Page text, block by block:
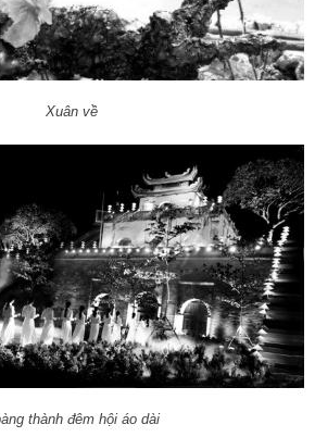
Xuân về
thành đêm hội áo dài